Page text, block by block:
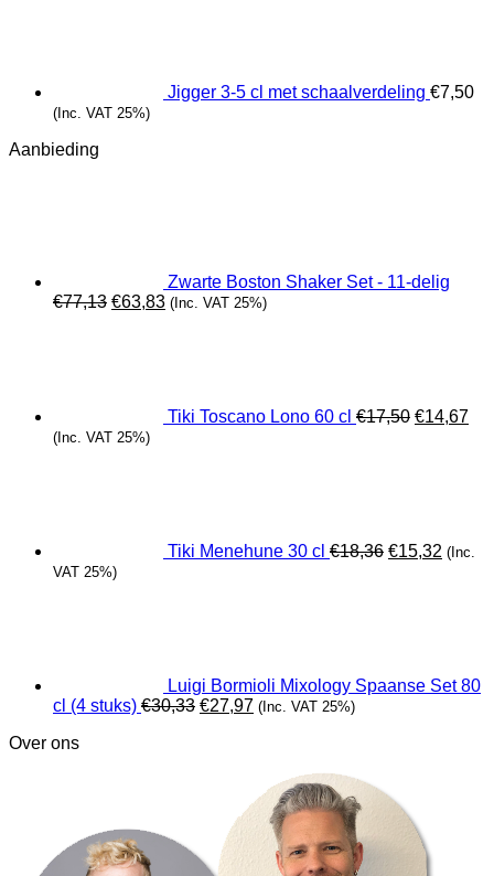
Jigger 3-5 cl met schaalverdeling €7,50
(Inc. VAT 25%)
Aanbieding
Zwarte Boston Shaker Set - 11-delig
€77,13 Oorspronkelijke
€63,83Huidige
(Inc. VAT 25%)
Tiki Toscano Lono 60 cl €17,50 €14,67
(Inc. VAT 25%)
Tiki Menehune 30 cl €18,36 €15,32 (Inc.
VAT 25%)
Luigi Bormioli Mixology Spaanse Set 80
cl (4 stuks) €30,33 Oorspronkelijke
€27,97Huidige
(Inc. VAT 25%)
Over ons